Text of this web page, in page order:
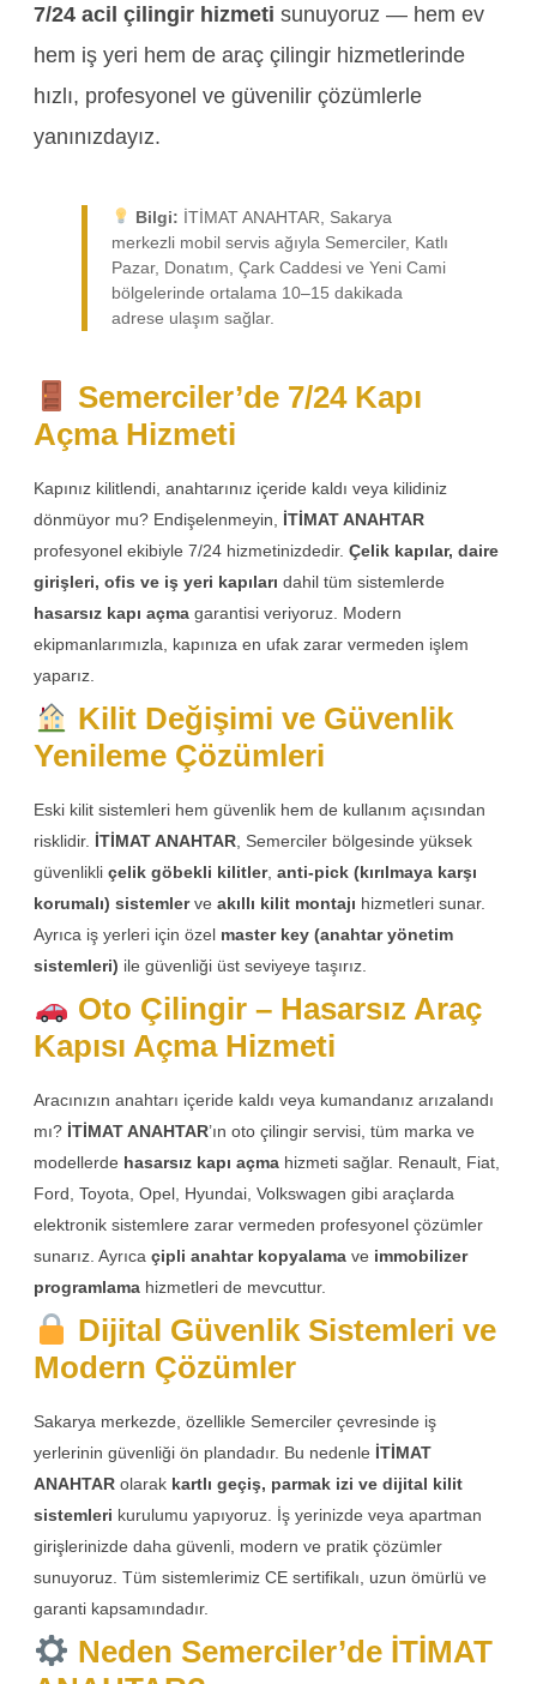
7/24 acil çilingir hizmeti sunuyoruz — hem ev
hem iş yeri hem de araç çilingir hizmetlerinde
hızlı, profesyonel ve güvenilir çözümlerle
yanınızdayız.
Bilgi: İTİMAT ANAHTAR, Sakarya
merkezli mobil servis ağıyla Semerciler, Katlı
Pazar, Donatım, Çark Caddesi ve Yeni Cami
bölgelerinde ortalama 10–15 dakikada
adrese ulaşım sağlar.
Semerciler’de 7/24 Kapı
Açma Hizmeti
Kapınız kilitlendi, anahtarınız içeride kaldı veya kilidiniz
dönmüyor mu? Endişelenmeyin, İTİMAT ANAHTAR
profesyonel ekibiyle 7/24 hizmetinizdedir. Çelik kapılar, daire
girişleri, ofis ve iş yeri kapıları dahil tüm sistemlerde
hasarsız kapı açma garantisi veriyoruz. Modern
ekipmanlarımızla, kapınıza en ufak zarar vermeden işlem
yaparız.
Kilit Değişimi ve Güvenlik
Yenileme Çözümleri
Eski kilit sistemleri hem güvenlik hem de kullanım açısından
risklidir. İTİMAT ANAHTAR , Semerciler bölgesinde yüksek
güvenlikli çelik göbekli kilitler, anti-pick (kırılmaya karşı
korumalı) sistemlerve akıllı kilit montajı hizmetleri sunar.
Ayrıca iş yerleri için özel master key (anahtar yönetim
sistemleri) ile güvenliği üst seviyeye taşırız.
Oto Çilingir – Hasarsız Araç
Kapısı Açma Hizmeti
Aracınızın anahtarı içeride kaldı veya kumandanız arızalandı
mı? İTİMAT ANAHTAR’ın oto çilingir servisi, tüm marka ve
modellerde hasarsız kapı açma hizmeti sağlar. Renault, Fiat,
Ford, Toyota, Opel, Hyundai, Volkswagen gibi araçlarda
elektronik sistemlere zarar vermeden profesyonel çözümler
sunarız. Ayrıca çipli anahtar kopyalama ve immobilizer
programlama hizmetleri de mevcuttur.
Dijital Güvenlik Sistemleri ve
Modern Çözümler
Sakarya merkezde, özellikle Semerciler çevresinde iş
yerlerinin güvenliği ön plandadır. Bu nedenle İTİMAT
ANAHTAR olarak kartlı geçiş, parmak izi ve dijital kilit
sistemleri kurulumu yapıyoruz. İş yerinizde veya apartman
girişlerinizde daha güvenli, modern ve pratik çözümler
sunuyoruz. Tüm sistemlerimiz CE sertifikalı, uzun ömürlü ve
garanti kapsamındadır.
Neden Semerciler’de İTİMAT